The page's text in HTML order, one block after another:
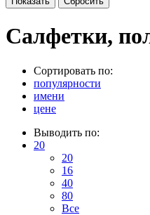
Салфетки,
Сортировать по:
популярности
имени
цене
Выводить по:
20
20
16
40
80
Все